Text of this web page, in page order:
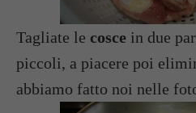
Tagliate le cosce in due
piccoli, a piacere poi
abbiamo fatto noi nelle